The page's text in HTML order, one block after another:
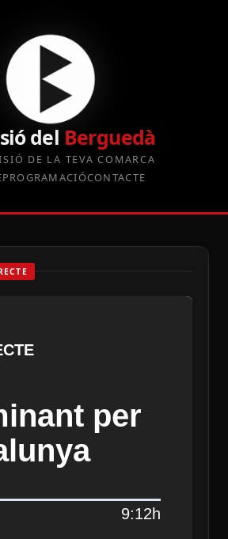
del Berguedà
DE LA TEVA COMARCA
PROGRAMACIÓCONTACTE
per
9:12h